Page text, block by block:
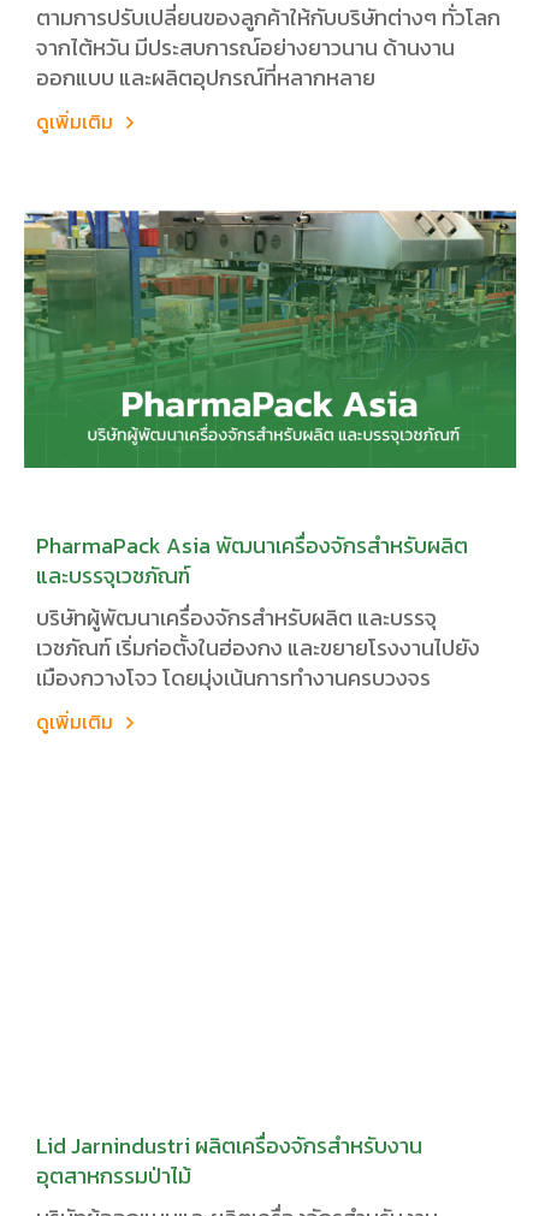
ตามการปรับเปลี่ยนของลูกค้าให้กับบริษัทต่างๆ ทั่วโลก
จากไต้หวัน มีประสบการณ์อย่างยาวนาน ด้านงาน
ออกแบบ และผลิตอุปกรณ์ที่หลากหลาย
ดูเพิ่มเติม
PharmaPack Asia พัฒนาเครื่องจักรสำหรับผลิต
และบรรจุเวชภัณฑ์
บริษัทผู้พัฒนาเครื่องจักรสำหรับผลิต และบรรจุ
เวชภัณฑ์ เริ่มก่อตั้งในฮ่องกง และขยายโรงงานไปยัง
เมืองกวางโจว โดยมุ่งเน้นการทำงานครบวงจร
ดูเพิ่มเติม
Lid Jarnindustri ผลิตเครื่องจักรสำหรับงาน
อุตสาหกรรมป่าไม้